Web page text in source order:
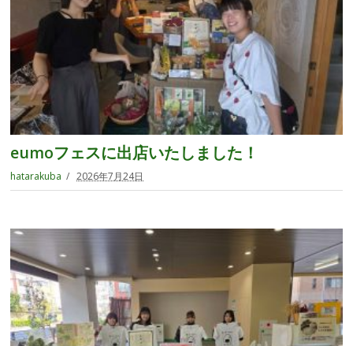
eumoフェスに出店いたしました！
hatarakuba 2026年7月24日